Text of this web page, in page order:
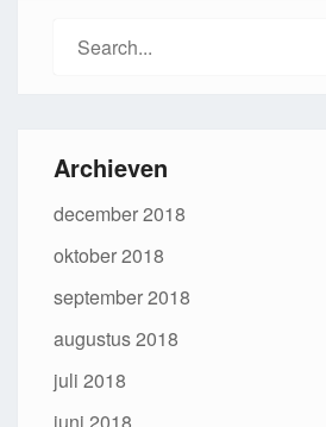
Search
Archieven
december 2018
oktober 2018
september 2018
augustus 2018
juli 2018